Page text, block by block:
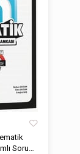
Soru